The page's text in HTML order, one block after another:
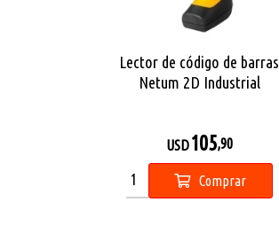
Lector de código de barras
Netum 2D Industrial
USD105,90
Comprar